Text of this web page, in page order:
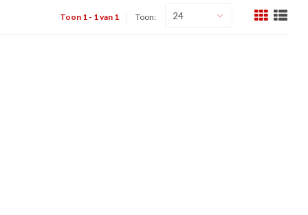
Toon 1 - 1 van 1 Toon: 24